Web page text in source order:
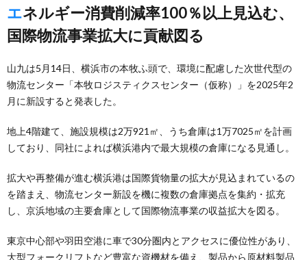
エネルギー消費削減率100％以上見込む、
国際物流事業拡大に貢献図る
山九は5月14日、横浜市の本牧ふ頭で、環境に配慮した次世代型の
物流センター「本牧ロジスティクスセンター（仮称）」を2025年2
月に新設すると発表した。
地上4階建て、施設規模は2万921㎡、うち倉庫は1万7025㎡を計画
しており、同社によれば横浜港内で最大規模の倉庫になる見通し。
拡大や再整備が進む横浜港は国際貨物量の拡大が見込まれているの
を踏まえ、物流センター新設を機に複数の倉庫拠点を集約・拡充
し、京浜地域の主要倉庫として国際物流事業の収益拡大を図る。
東京中心部や羽田空港に車で30分圏内とアクセスに優位性があり、
大型フォークリフトなど豊富な資機材を備え、製品から原材料製品